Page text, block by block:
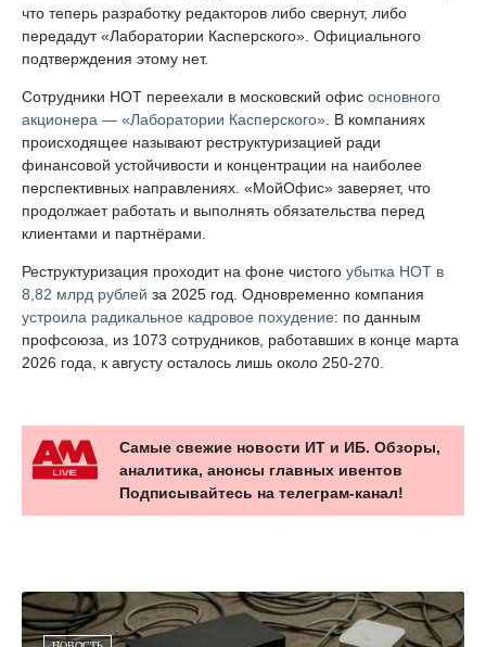
что теперь разработку редакторов либо свернут, либо
передадут «Лаборатории Касперского». Официального
подтверждения этому нет.
Сотрудники НОТ переехали в московский офис основного
акционера — «Лаборатории Касперского». В компаниях
происходящее называют реструктуризацией ради
финансовой устойчивости и концентрации на наиболее
перспективных направлениях. «МойОфис» заверяет, что
продолжает работать и выполнять обязательства перед
клиентами и партнёрами.
Реструктуризация проходит на фоне чистого убытка НОТ в
8,82 млрд рублей за 2025 год. Одновременно компания
устроила радикальное кадровое похудение: по данным
профсоюза, из 1073 сотрудников, работавших в конце марта
2026 года, к августу осталось лишь около 250-270.
Самые свежие новости ИТ и ИБ. Обзоры,
аналитика, анонсы главных ивентов
Подписывайтесь на телеграм-канал!